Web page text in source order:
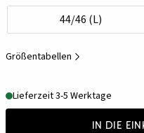
44/46 (L)
Größentabellen
Lieferzeit 3-5 Werktage
In die